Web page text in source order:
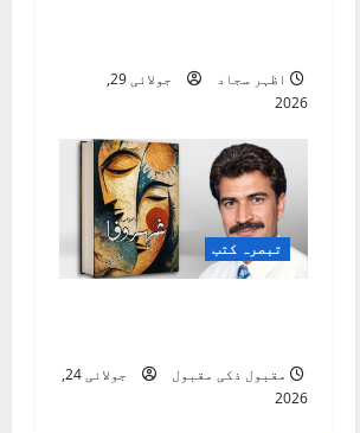
اظہر سجاد
جولائی 29,
2026
تبصرہ کتب
مقبول ذکی مقبول
جولائی 24,
2026